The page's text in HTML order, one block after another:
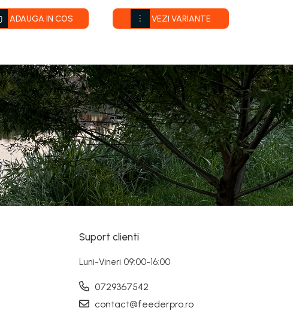
ADAUGA IN COS VEZI VARIANTE
Suport clienti
Luni-Vineri 09:00-16:00
0729367542
contact@feederpro.ro